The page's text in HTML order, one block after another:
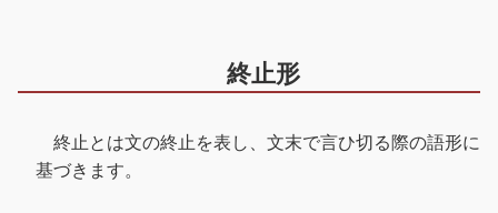
終止形
終止とは文の終止を表し、文末で言ひ切る際の語形に
基づきます。